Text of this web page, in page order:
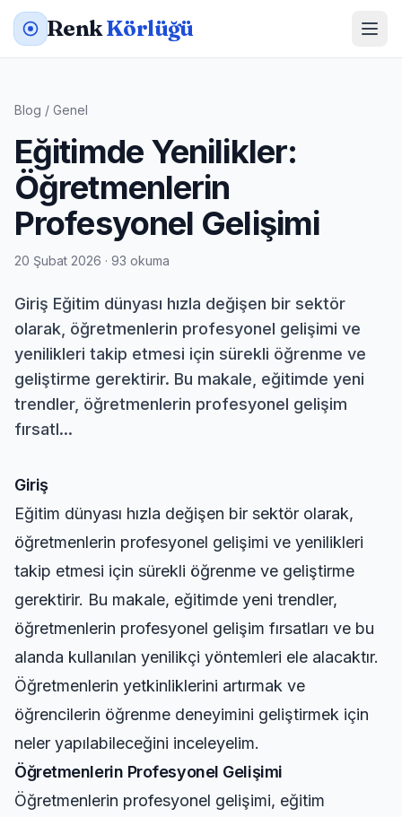
RenkKörlüğü
Blog / Genel
Eğitimde Yenilikler:
Öğretmenlerin
Profesyonel Gelişimi
20 Şubat 2026 · 93 okuma
Giriş Eğitim dünyası hızla değişen bir sektör
olarak, öğretmenlerin profesyonel gelişimi ve
yenilikleri takip etmesi için sürekli öğrenme ve
geliştirme gerektirir. Bu makale, eğitimde yeni
trendler, öğretmenlerin profesyonel gelişim
fırsatl...
Giriş
Eğitim dünyası hızla değişen bir sektör olarak,
öğretmenlerin profesyonel gelişimi ve yenilikleri
takip etmesi için sürekli öğrenme ve geliştirme
gerektirir. Bu makale, eğitimde yeni trendler,
öğretmenlerin profesyonel gelişim fırsatları ve bu
alanda kullanılan yenilikçi yöntemleri ele alacaktır.
Öğretmenlerin yetkinliklerini artırmak ve
öğrencilerin öğrenme deneyimini geliştirmek için
neler yapılabileceğini inceleyelim.
Öğretmenlerin Profesyonel Gelişimi
Öğretmenlerin profesyonel gelişimi, eğitim